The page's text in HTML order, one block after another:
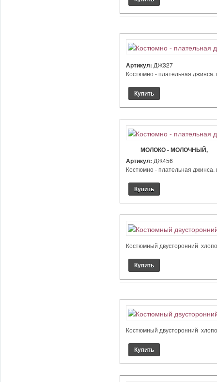
Артикул: ДЖ327
Костюмно - плательная джинса.
МОЛОКО - МОЛОЧНЫЙ,
Артикул: ДЖ456
Костюмно - плательная джинса.
Костюмный двусторонний
Костюмный двусторонний